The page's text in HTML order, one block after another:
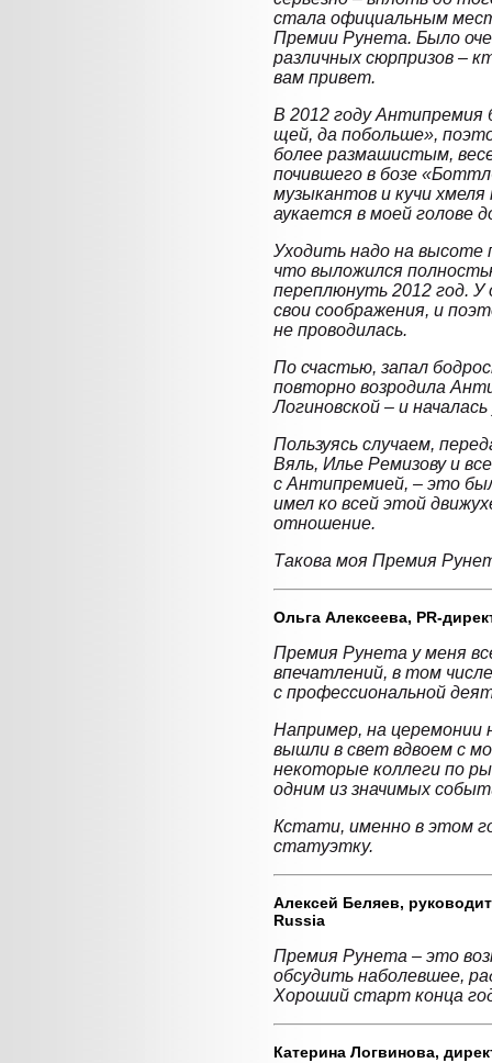
стала официальным
Премии Рунета. Было
различных сюрпризов –
вам привет.
В 2012 году Антипремия
щей, да побольше»,
более размашистым,
почившего в бозе
музыкантов и кучи
аукается в моей голове
Уходить надо на высоте
что выложился
переплюнуть 2012 год.
свои соображения, и
не проводилась.
По счастью, запал
повторно возродила
Логиновской – и
Пользуясь случаем,
Вяль, Илье Ремизову и
с Антипремией, – это
имел ко всей этой
отношение.
Такова моя Премия
Ольга Алексеева, PR-
Премия Рунета у меня
впечатлений, в том
с профессиональной
Например, на церемонии
вышли в свет вдвоем с
некоторые коллеги по
одним из значимых
Кстати, именно в этом
статуэтку.
Алексей Беляев,
Russia
Премия Рунета – это
обсудить наболевшее,
Хороший старт конца
Катерина Логвинова,